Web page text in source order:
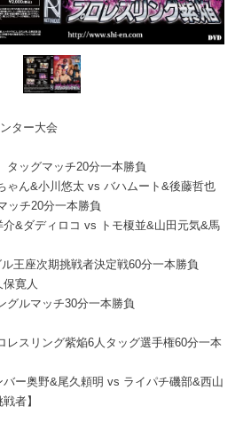
ター大会
ッグマッチ20分一本勝負
ゃん&小川悠太 vs バハムート&後藤哲也
チ20分一本勝負
&ダディロコ vs トモ榎並&山田元気&馬
王座次期挑戦者決定戦60分一本勝負
寛人
ルマッチ30分一本勝負
スリング紫焔6人タッグ選手権60分一本
バー奥野&尾久頼明 vs ライパチ磯部&西山
者】